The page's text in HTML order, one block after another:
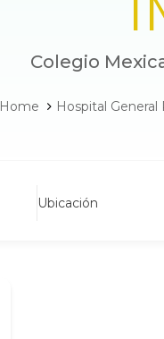
Colegio
Home Hospital General
Ubicación